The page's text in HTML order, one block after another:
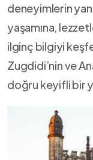
deneyimlerin
yaşamına,
ilginç bilgiyi
Zugdidi’nin ve
doğru keyifli bir